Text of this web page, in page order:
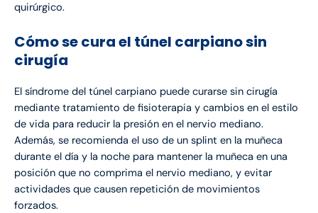
quirúrgico.
Cómo se cura el túnel carpiano sin
cirugía
El síndrome del túnel carpiano puede curarse sin cirugía
mediante tratamiento de fisioterapia y cambios en el estilo
de vida para reducir la presión en el nervio mediano.
Además, se recomienda el uso de un splint en la muñeca
durante el día y la noche para mantener la muñeca en una
posición que no comprima el nervio mediano, y evitar
actividades que causen repetición de movimientos
forzados.